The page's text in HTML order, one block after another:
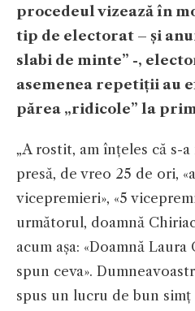
procedeul vizează în
tip de electorat – și
slabi de minte” -,
asemenea repetiții au
părea „ridicole” la
„A rostit, am înțeles că s-
presă, de vreo 25 de ori,
vicepremieri», «5
următorul, doamnă
acum așa: «Doamnă
spun ceva».
spus un lucru de bun simț